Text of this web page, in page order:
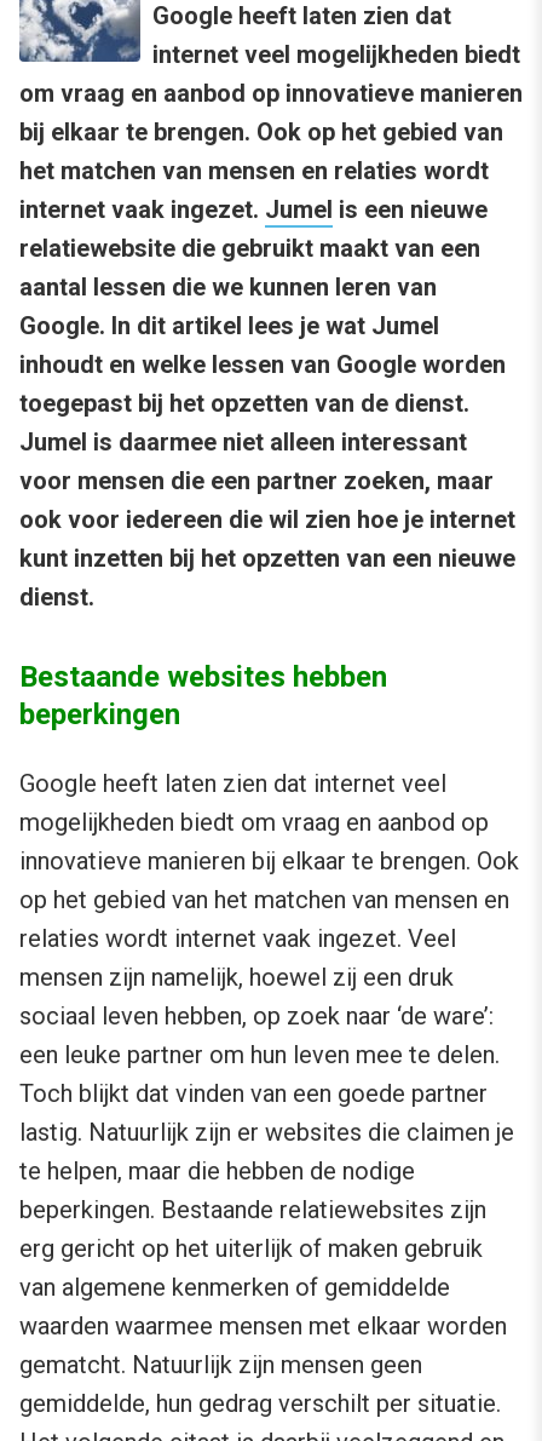
Google heeft laten zien dat
internet veel mogelijkheden biedt
om vraag en aanbod op innovatieve manieren
bij elkaar te brengen. Ook op het gebied van
het matchen van mensen en relaties wordt
internet vaak ingezet. Jumel is een nieuwe
relatiewebsite die gebruikt maakt van een
aantal lessen die we kunnen leren van
Google. In dit artikel lees je wat Jumel
inhoudt en welke lessen van Google worden
toegepast bij het opzetten van de dienst.
Jumel is daarmee niet alleen interessant
voor mensen die een partner zoeken, maar
ook voor iedereen die wil zien hoe je internet
kunt inzetten bij het opzetten van een nieuwe
dienst.
Bestaande websites hebben
beperkingen
Google heeft laten zien dat internet veel
mogelijkheden biedt om vraag en aanbod op
innovatieve manieren bij elkaar te brengen. Ook
op het gebied van het matchen van mensen en
relaties wordt internet vaak ingezet. Veel
mensen zijn namelijk, hoewel zij een druk
sociaal leven hebben, op zoek naar ‘de ware’:
een leuke partner om hun leven mee te delen.
Toch blijkt dat vinden van een goede partner
lastig. Natuurlijk zijn er websites die claimen je
te helpen, maar die hebben de nodige
beperkingen. Bestaande relatiewebsites zijn
erg gericht op het uiterlijk of maken gebruik
van algemene kenmerken of gemiddelde
waarden waarmee mensen met elkaar worden
gematcht. Natuurlijk zijn mensen geen
gemiddelde, hun gedrag verschilt per situatie.